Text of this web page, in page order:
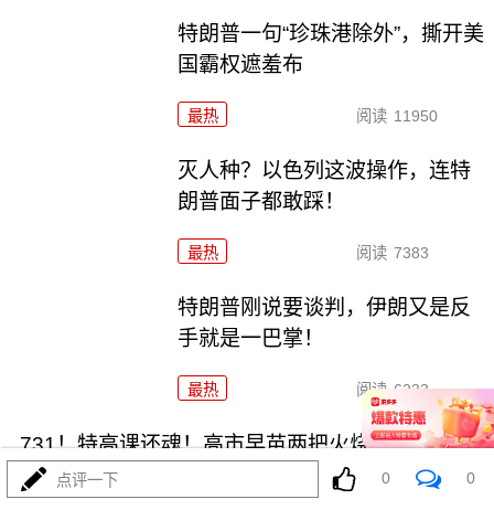
特朗普一句“珍珠港除外”，撕开美
国霸权遮羞布
最热 阅读 11950
灭人种？以色列这波操作，连特
朗普面子都敢踩！
最热 阅读 7383
特朗普刚说要谈判，伊朗又是反
手就是一巴掌！
最热 阅读 6233
731！特高课还魂！高市早苗两把火烧穿日本国运
点评一下 0 0